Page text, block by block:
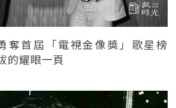
奪首屆「電視金像獎」歌星榜
的耀眼一頁